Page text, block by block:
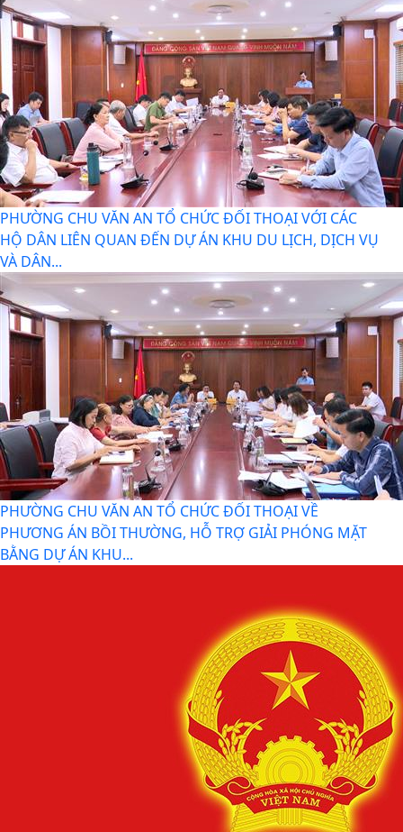
PHƯỜNG CHU VĂN AN TỔ CHỨC ĐỐI THOẠI VỚI CÁC
HỘ DÂN LIÊN QUAN ĐẾN DỰ ÁN KHU DU LỊCH, DỊCH VỤ
VÀ DÂN...
PHƯỜNG CHU VĂN AN TỔ CHỨC ĐỐI THOẠI VỀ
PHƯƠNG ÁN BỒI THƯỜNG, HỖ TRỢ GIẢI PHÓNG MẶT
BẰNG DỰ ÁN KHU...